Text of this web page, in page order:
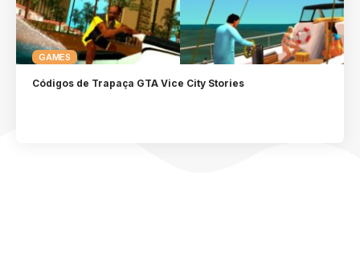
GAMES
Códigos de Trapaça GTA Vice City Stories